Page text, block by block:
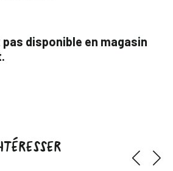
pas disponible en magasin